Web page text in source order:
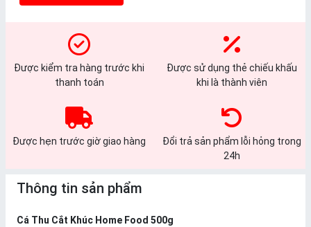
Được kiểm tra hàng trước khi
thanh toán
Được sử dụng thẻ chiếu khấu
khi là thành viên
Được hẹn trước giờ giao hàng
Đổi trả sản phẩm lỗi hỏng trong
24h
Thông tin sản phẩm
Cá Thu Cắt Khúc Home Food 500g